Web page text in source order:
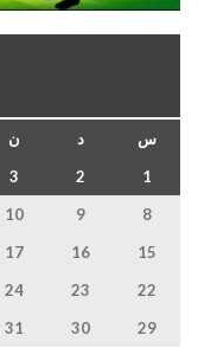
س د ن
1
2
3
8
9
10
15
16
17
22
23
24
29
30
31